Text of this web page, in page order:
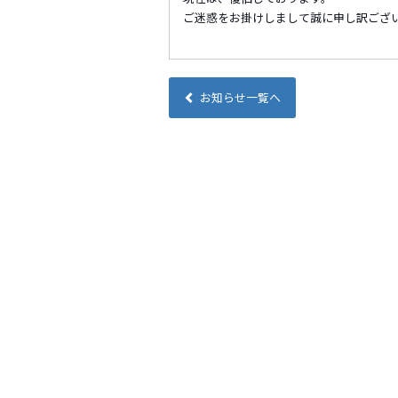
ご迷惑をお掛けしまして誠に申し訳ござ
お知らせ一覧へ